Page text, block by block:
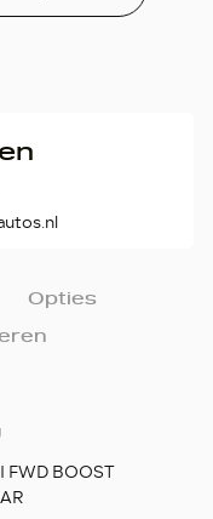
Opties
FWD BOOST